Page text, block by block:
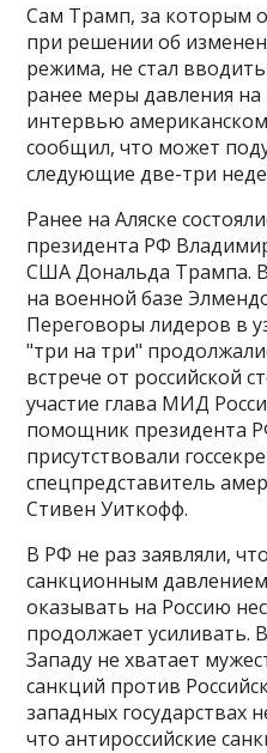
Сам Трамп, за которым
при решении об
режима, не стал
ранее меры давления
интервью
сообщил, что может
следующие две-три
Ранее на Аляске
президента РФ
США Дональда Трампа.
на военной базе
Переговоры лидеров в
"три на три"
встрече от российской
участие глава МИД
помощник президента
присутствовали
спецпредставитель
Стивен Уиткофф.
В РФ не раз заявляли,
санкционным
оказывать на Россию
продолжает усиливать.
Западу не хватает
санкций против
западных государствах
что антироссийские